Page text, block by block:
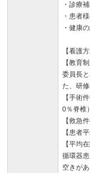
・診療
・患者
・健康
【看護
【教育
委員長
た、研
【手術
0％脊椎）
【救急
【患者
【平均
循環器
空きが